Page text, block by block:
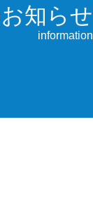
知らせ
information